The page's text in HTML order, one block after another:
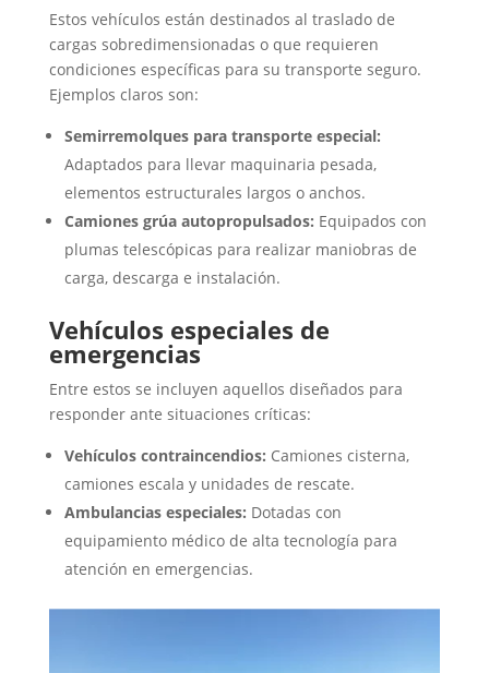
Estos vehículos están destinados al traslado de
cargas sobredimensionadas o que requieren
condiciones específicas para su transporte seguro.
Ejemplos claros son:
Semirremolques para transporte especial:
Adaptados para llevar maquinaria pesada,
elementos estructurales largos o anchos.
Camiones grúa autopropulsados: Equipados con
plumas telescópicas para realizar maniobras de
carga, descarga e instalación.
Vehículos especiales de
emergencias
Entre estos se incluyen aquellos diseñados para
responder ante situaciones críticas:
Vehículos contraincendios: Camiones cisterna,
camiones escala y unidades de rescate.
Ambulancias especiales: Dotadas con
equipamiento médico de alta tecnología para
atención en emergencias.